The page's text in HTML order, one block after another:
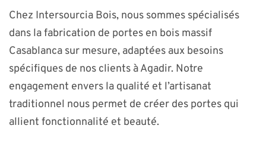
Chez Intersourcia Bois, nous sommes spécialisés
dans la fabrication de portes en bois massif
Casablanca sur mesure, adaptées aux besoins
spécifiques de nos clients à Agadir. Notre
engagement envers la qualité et l’artisanat
traditionnel nous permet de créer des portes qui
allient fonctionnalité et beauté.